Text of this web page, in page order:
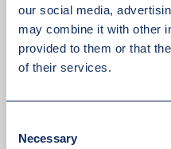
our social media,
may combine it with other
provided to them or that
of their services.
Selection
Necessary